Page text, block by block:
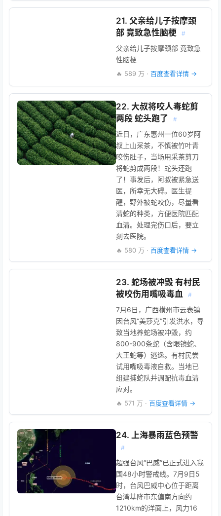
21. 父亲给儿子按摩颈
部 竟致急性脑梗
#
父亲给儿子按摩颈部 竟致急
性脑梗
🔥 589 万 · 百度查看详情 →
22. 大叔将咬人毒蛇剪
两段 蛇头跑了
#
近日，广东惠州一位60岁阿
叔上山采茶，不慎被竹叶青
咬伤肚子，当场用采茶剪刀
将蛇剪成两段！蛇头还跑
了！事发后，阿叔被紧急送
医，所幸无大碍。医生提
醒，野外被蛇咬伤，尽量看
清蛇的种类，方便医院匹配
血清。处理完伤口后，要立
刻去医院。
🔥 580 万 · 百度查看详情 →
23. 蛇场被冲毁 有村民
被咬伤用嘴吸毒血
#
7月6日，广西横州市云表镇
因台风“美莎克”引发洪水，导
致当地养蛇场被冲毁，约
800-900条蛇（含眼镜蛇、
大王蛇等）逃逸。有村民尝
试用嘴吸毒液自救。当地已
组建捕蛇队并调配抗毒血清
应对。
🔥 571 万 · 百度查看详情 →
24. 上海暴雨蓝色预警
#
超强台风“巴威”已正式进入我
国48小时警戒线。7月9日5
时，台风巴威中心位于距离
台湾基隆市东偏南方向约
1210km的洋面上，风力16